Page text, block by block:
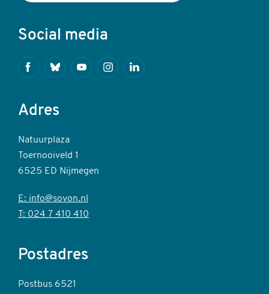
Social media
FacebookBlueskyYoutubeInstagramLinkedin
Adres
Natuurplaza
Toernooiveld 1
6525 ED Nijmegen
E: info@sovon.nl
T: 024 7 410 410
Postadres
Postbus 6521